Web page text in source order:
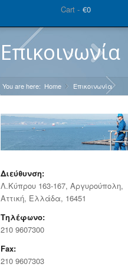
Cart - €0
Επικοινωνία
You are here: Home »
Επικοινωνία
Διεύθυνση:
Λ.Κύπρου 163-167, Αργυρούπολη,
Αττική, Ελλάδα, 16451
Τηλέφωνο:
210 9607300
Fax:
210 9607303